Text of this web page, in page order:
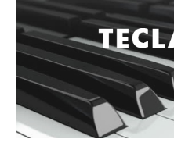
Estudio
Corro y escenario
Instalaciones
Cámara, computadora y celular
Pedestales y soportes
Accesorios